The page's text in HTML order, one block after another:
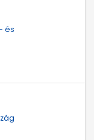
és